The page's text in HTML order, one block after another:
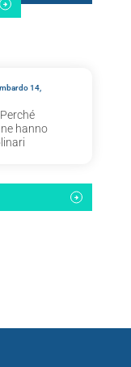
14,
ne hanno